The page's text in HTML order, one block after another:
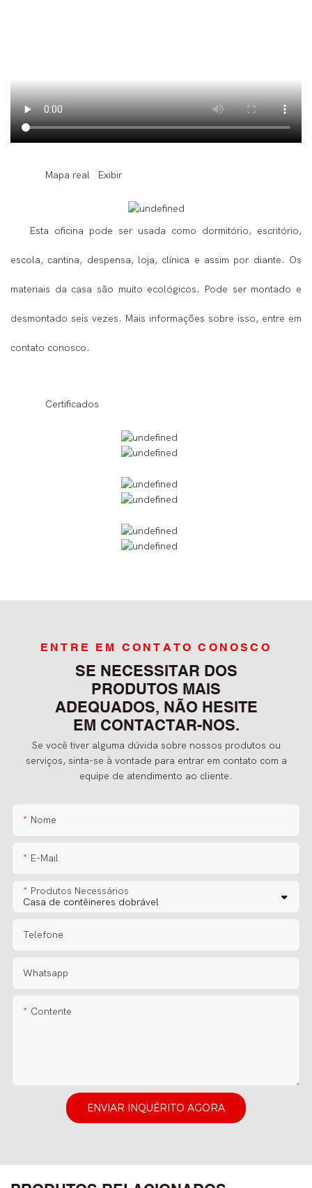
Mapa real Exibir
Esta oficina pode ser usada como dormitório, escritório,
escola, cantina, despensa, loja, clínica e assim por diante. Os
materiais da casa são muito ecológicos. Pode ser montado e
desmontado seis vezes. Mais informações sobre isso, entre em
contato conosco.
Certificados
ENTRE EM CONTATO CONOSCO
SE NECESSITAR DOS
PRODUTOS MAIS
ADEQUADOS, NÃO HESITE
EM CONTACTAR-NOS.
Se você tiver alguma dúvida sobre nossos produtos ou
serviços, sinta-se à vontade para entrar em contato com a
equipe de atendimento ao cliente.
Nome
E-Mail
Produtos Necessários
Telefone
Whatsapp
Contente
ENVIAR INQUÉRITO AGORA